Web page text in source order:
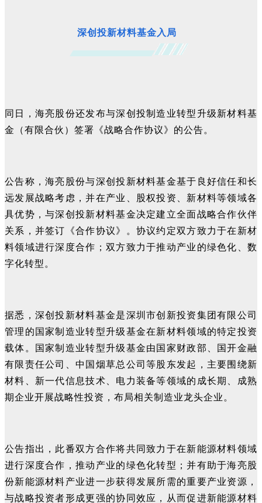
深创投新材料基金入局
同日，海亮股份还发布与深创投制造业转型升级新材料基
金（有限合伙）签署《战略合作协议》的公告。
公告称，海亮股份与深创投新材料基金基于良好信任和长
远发展战略考虑，并在产业、股权投资、新材料等领域各
具优势，与深创投新材料基金决定建立全面战略合作伙伴
关系，并签订《合作协议》。协议约定双方致力于在新材
料领域进行深度合作；双方致力于推动产业的绿色化、数
字化转型。
据悉，深创投新材料基金是深圳市创新投资集团有限公司
管理的国家制造业转型升级基金在新材料领域的特定投资
载体。国家制造业转型升级基金由国家财政部、国开金融
有限责任公司、中国烟草总公司等股东发起，主要围绕新
材料、新一代信息技术、电力装备等领域的成长期、成熟
期企业开展战略性投资，布局相关制造业龙头企业。
公告指出，此番双方合作将共同致力于在新能源材料领域
进行深度合作，推动产业的绿色化转型；并有助于海亮股
份新能源材料产业进一步获得发展所需的重要产业资源，
与战略投资者形成更强的协同效应，从而促进新能源材料